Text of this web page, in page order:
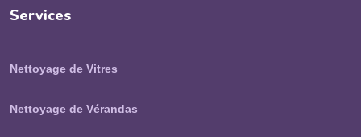
Services
Nettoyage de Vitres
Nettoyage de Vérandas